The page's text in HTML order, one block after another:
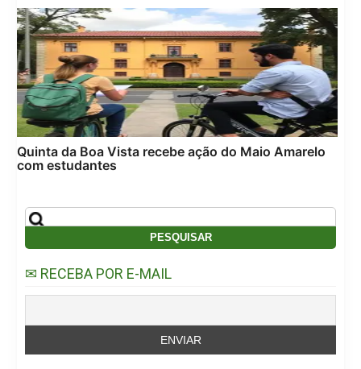
Quinta da Boa Vista recebe ação do Maio Amarelo
com estudantes
✉ RECEBA POR E-MAIL